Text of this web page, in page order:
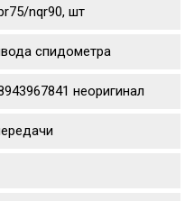
nqr90, шт
спидометра
неоригинал